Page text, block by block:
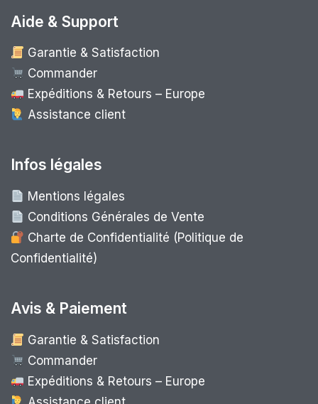
Aide & Support
Garantie & Satisfaction
Commander
Expéditions & Retours – Europe
Assistance client
Infos légales
Mentions légales
Conditions Générales de Vente
Charte de Confidentialité (Politique de
Confidentialité)
Avis & Paiement
Garantie & Satisfaction
Commander
Expéditions & Retours – Europe